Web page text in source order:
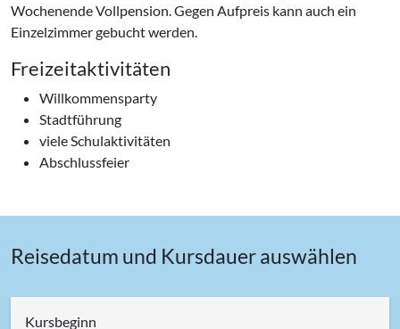
Wochenende Vollpension. Gegen Aufpreis kann auch ein
Einzelzimmer gebucht werden.
Freizeitaktivitäten
Willkommensparty
Stadtführung
viele Schulaktivitäten
Abschlussfeier
Reisedatum und Kursdauer auswählen
Kursbeginn